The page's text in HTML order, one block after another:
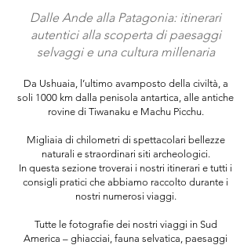
Dalle Ande alla Patagonia: itinerari
autentici alla scoperta di paesaggi
selvaggi e una cultura millenaria
Da Ushuaia, l’ultimo avamposto della civiltà, a
soli 1000 km dalla penisola antartica, alle antiche
rovine di Tiwanaku e Machu Picchu.
Migliaia di chilometri di spettacolari bellezze
naturali e straordinari siti archeologici.
In questa sezione troverai i nostri itinerari e tutti i
consigli pratici che abbiamo raccolto durante i
nostri numerosi viaggi.
Tutte le fotografie dei nostri viaggi in Sud
America – ghiacciai, fauna selvatica, paesaggi